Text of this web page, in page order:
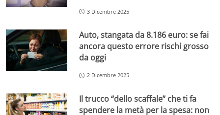
3 Dicembre 2025
Auto, stangata da 8.186 euro: se fai
ancora questo errore rischi grosso
da oggi
2 Dicembre 2025
Il trucco “dello scaffale” che ti fa
spendere la metà per la spesa: non